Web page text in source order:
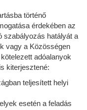
történő
érdekében az
szabályozás hatályát a
vagy a Közösségen
adóalanyok
kiterjesztené:
teljesített helyi
esetén a feladás